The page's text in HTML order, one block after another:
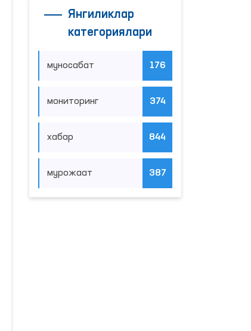
Янгиликлар
категориялари
муносабат 176
мониторинг 374
хабар 844
мурожаат 387